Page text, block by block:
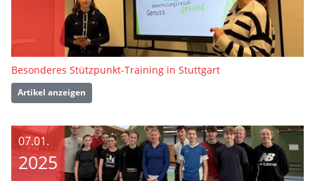
Besonderes Stützpunkt-Training in Stuttgart
Artikel anzeigen
07.01.
2025